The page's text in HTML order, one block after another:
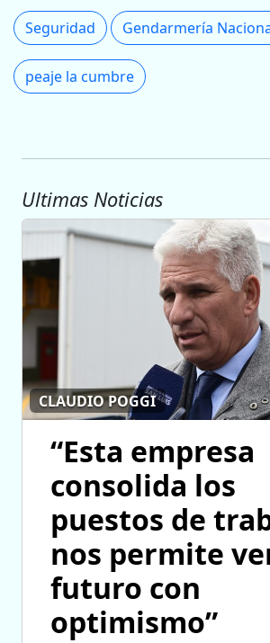
Seguridad Gendarmería
peaje la cumbre
Ultimas Noticias
CLAUDIO POGGI
“Esta empresa
consolida los
puestos de
nos permite
futuro con
optimismo”